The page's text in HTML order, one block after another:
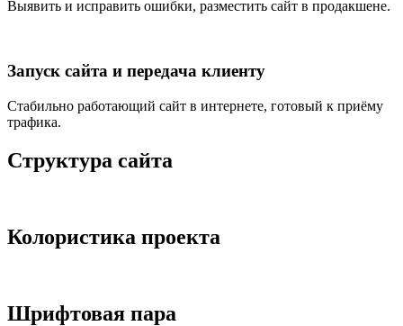
Выявить и исправить ошибки, разместить сайт в продакшене.
Запуск сайта и передача клиенту
Стабильно работающий сайт в интернете, готовый к приёму
трафика.
Структура сайта
Колористика проекта
Шрифтовая пара